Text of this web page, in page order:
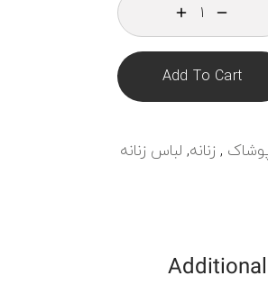
Add To Cart
, زنانه, لباس زنانه